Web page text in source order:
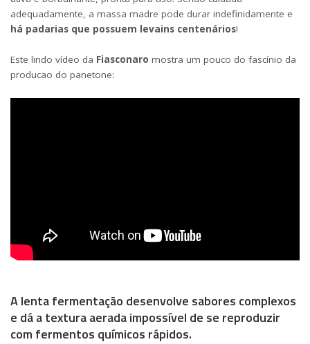
adequadamente, a massa madre pode durar indefinidamente e
há padarias que possuem levains centenários!
Este lindo vídeo da Fiasconaro mostra um pouco do fascínio da
producao do panetone:
A lenta fermentação desenvolve sabores complexos
e dá a textura aerada impossível de se reproduzir
com fermentos químicos rápidos.